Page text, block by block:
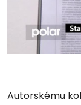
Autorskému